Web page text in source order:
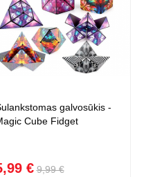
galvosūkis -
Cube Fidget
€ 9,99 €